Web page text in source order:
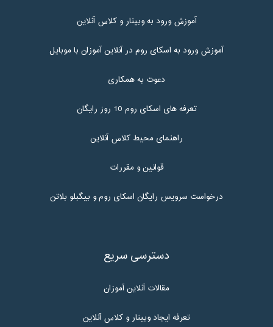
آموزش ورود به وبینار و کلاس آنلاین
آموزش ورود به اسکای روم در آنلاین آموزان با موبایل
دعوت به همکاری
تعرفه های اسکای روم 10 روز رایگان
راهنمای محیط کلاس آنلاین
قوانین و مقررات
درخواست سرویس رایگان اسکای روم و بیگبلو بلاتن
دسترسی سریع
مقالات آنلاین آموزان
تعرفه ایجاد وبینار و کلاس آنلاین